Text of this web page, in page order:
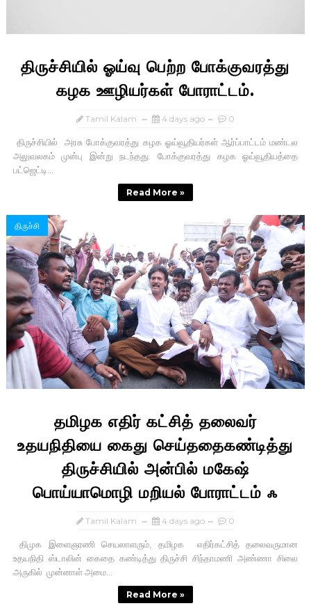
திருச்சியில் ஓய்வு பெற்ற போக்குவரத்து
கழக ஊழியர்கள் போராட்டம்.
Tamil Kalam 4 days ago 0
திருச்சியில் அரசு போக்குவரத்து கழக ஓய்வூதியர்கள் ஆர்ப்பாட்டம் மண்டல
அலுவலகம் முன்பு இன்று நடந்தது. போக்குவரத்து கழக ஓய்வூதியத்தை
பட்ஜெட்டி...
Read More »
திருச்சி
தமிழக எதிர் கட்சித் தலைவர்
உதயநிதியை கைது செய்ததைகண்டித்து
திருச்சியில் அன்பில் மகேஷ்
பொய்யாமொழி மறியல் போராட்டம் ஃ
Tamil Kalam 4 days ago 0
திமுக இளைஞரணி செயலாளரும், தமிழக எதிர்கட்சித் தலைவருமான
உதயநிதி ஸ்டாலின் கைதை கண்டித்து திருச்சி சிந்தாமணி அண்ணா சிலை
அருகில் முன்னாள் அமை...
Read More »